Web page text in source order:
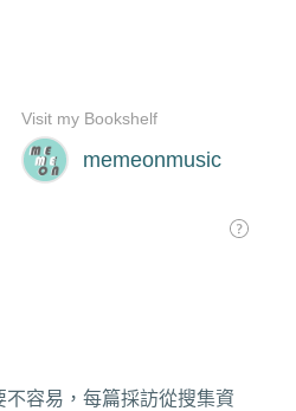
容易，每篇採訪從搜集資